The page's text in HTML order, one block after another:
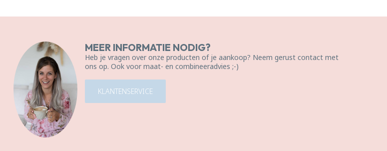
MEER INFORMATIE NODIG?
Heb je vragen over onze producten of je aankoop? Neem gerust contact met
ons op. Ook voor maat- en combineeradvies ;-)
KLANTENSERVICE